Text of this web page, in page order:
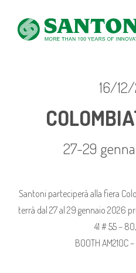
16/
27-29
Santoni parteciperà alla fiera
terrà dal 27 al 29 gennaio 2026
41 # 55 –
BOOTH AM210C